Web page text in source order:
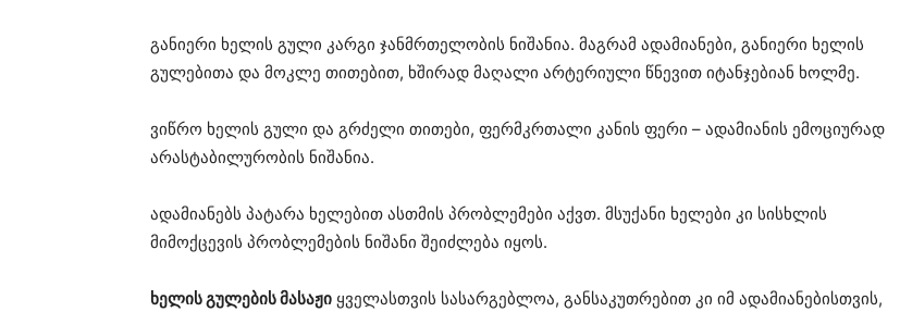
განიერი ხელის გული კარგი ჯანმრთელობის ნიშანია. მაგრამ ადამიანები, განიერი ხელის
გულებითა და მოკლე თითებით, ხშირად მაღალი არტერიული წნევით იტანჯებიან ხოლმე.
ვიწრო ხელის გული და გრძელი თითები, ფერმკრთალი კანის ფერი – ადამიანის ემოციურად
არასტაბილურობის ნიშანია.
ადამიანებს პატარა ხელებით ასთმის პრობლემები აქვთ. მსუქანი ხელები კი სისხლის
მიმოქცევის პრობლემების ნიშანი შეიძლება იყოს.
ხელის გულების მასაჟი ყველასთვის სასარგებლოა, განსაკუთრებით კი იმ ადამიანებისთვის,